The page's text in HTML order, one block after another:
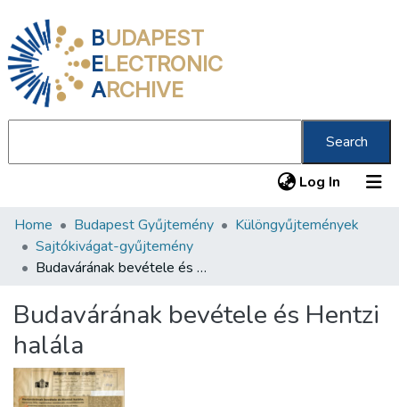
BUDAPEST
ELECTRONIC
ARCHIVE
Search
Log In (current)
Communities & Collections
All of DSpace
About us
Home Budapest Gyűjtemény
Különgyűjtemények
Sajtókivágat-gyűjtemény
Budavárának bevétele és Hentzi halála
Budavárának bevétele és Hentzi
halála